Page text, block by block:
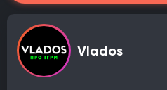
Vlados